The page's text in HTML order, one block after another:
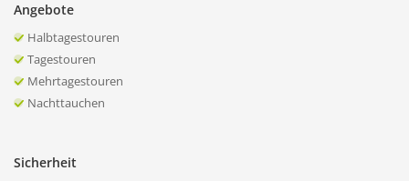
Angebote
Halbtagestouren
Tagestouren
Mehrtagestouren
Nachttauchen
Sicherheit